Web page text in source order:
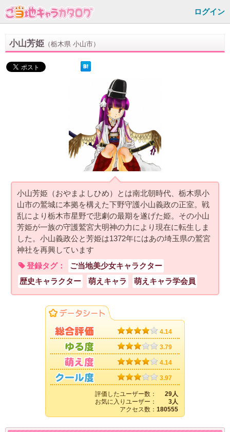
ログイン
小山芳姫 （栃木県 小山市）
小山芳姫（おやまよしひめ）とは南北朝時代、栃木県小
山市の鷲城に本拠を構えた下野守護小山義政の正室。戦
乱により栃木市星野で悲劇の最期を遂げた姫。その小山
芳姫が一族の守護鷲宮大明神の力により現在に転生しま
した。小山義政公と芳姫は1372年にはあの埼玉県の鷲宮
神社を再興しています
登録タグ：
ご当地美少女キャラクター
歴史キャラクター
萌えキャラ 萌えキャラ学会員
4.14
3.79
4.14
3.97
評価したユーザー数：
29人
お気に入りユーザー：
3人
アクセス数： 180555